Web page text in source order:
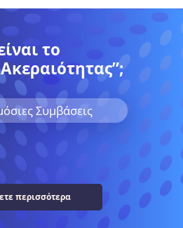
το
Συμβάσεις
περισσότερα